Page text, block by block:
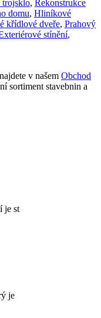
trojsklo, Rekonstrukce
domu, Hliníkové
křídlové dveře, Prahový
stínění,
v našem Obchod
sortiment stavebnin a
je st
je